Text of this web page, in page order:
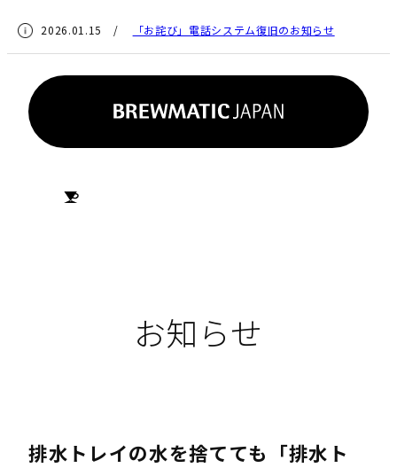
2026.01.15 / 「お詫び」電話システム復旧のお知らせ
お知らせ
排水トレイの水を捨てても「排水ト